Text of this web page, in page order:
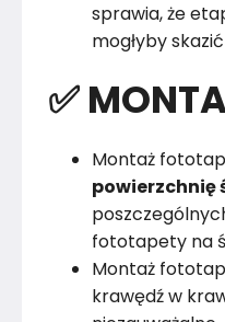
sprawia, że
mogłyby
✅
Montaż
powierzchnię
fototapety na
Montaż
krawędź w